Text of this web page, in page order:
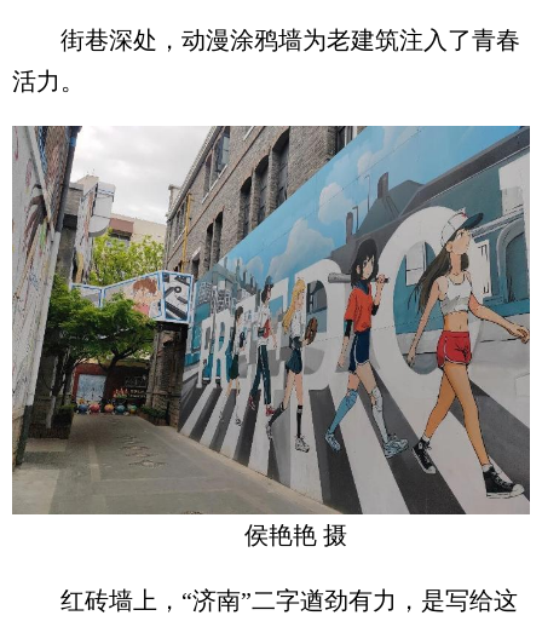
街巷深处，动漫涂鸦墙为老建筑注入了青春
活力。
侯艳艳 摄
红砖墙上，“济南”二字遒劲有力，是写给这